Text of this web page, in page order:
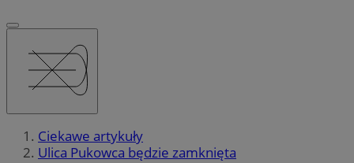
Ciekawe artykuły
Ulica Pukowca będzie zamknięta